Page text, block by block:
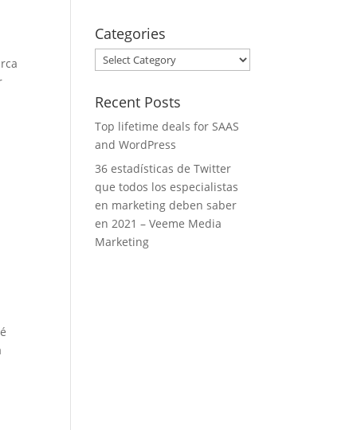
Categories
Categories
Recent Posts
Top lifetime deals for SAAS
and WordPress
36 estadísticas de Twitter
que todos los especialistas
en marketing deben saber
en 2021 – Veeme Media
Marketing